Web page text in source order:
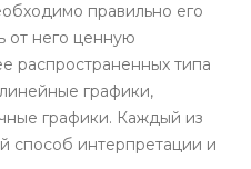
правильно его
от него ценную
распространенных типа
графики,
графики. Каждый из
способ интерпретации и